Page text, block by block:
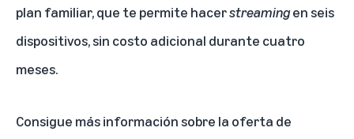
plan familiar, que te permite hacerstreamingen seis
dispositivos, sin costo adicional durante cuatro
meses.
Consigue más información sobre la oferta de